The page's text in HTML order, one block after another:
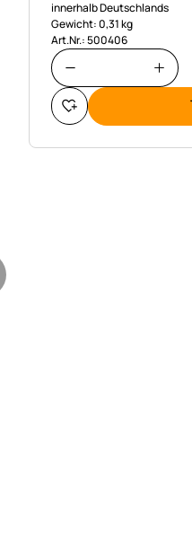
innerhalb Deutschlands
Gewicht: 0,31 kg
Art.Nr.: 500406